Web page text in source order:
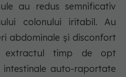
au redus semnificativ
colonului iritabil. Au
abdominale și disconfort
timp de opt
intestinale auto-raportate